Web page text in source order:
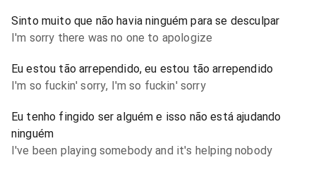
Sinto muito que não havia ninguém para se desculpar
I'm sorry there was no one to apologize
Eu estou tão arrependido, eu estou tão arrependido
I'm so fuckin' sorry, I'm so fuckin' sorry
Eu tenho fingido ser alguém e isso não está ajudando
ninguém
I've been playing somebody and it's helping nobody